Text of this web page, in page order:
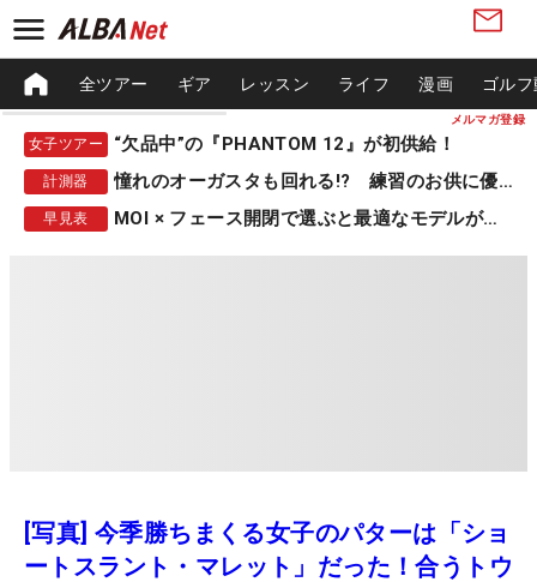
メルマガ登録
全ツアー ギア レッスン ライフ 漫画 ゴル
女子ツアー “欠品中”の『PHANTOM 12』が初供給！
計測器 憧れのオーガスタも回れる!? 練習のお供に優秀な一品
早見表 MOI × フェース開閉で選ぶと最適なモデルが見つかる
[写真] 今季勝ちまくる女子のパターは「ショ
ートスラント・マレット」だった！合うトウ